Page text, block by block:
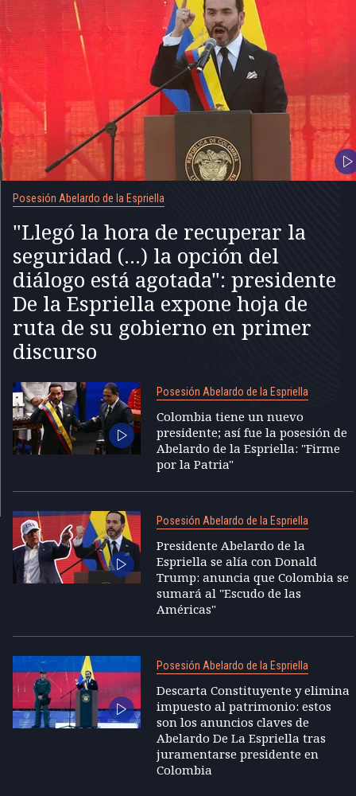
Posesión Abelardo de la Espriella
"Llegó la hora de recuperar la
seguridad (...) la opción del
diálogo está agotada": presidente
De la Espriella expone hoja de
ruta de su gobierno en primer
discurso
Posesión Abelardo de la Espriella
Colombia tiene un nuevo
presidente; así fue la posesión de
Abelardo de la Espriella: "Firme
por la Patria"
Posesión Abelardo de la Espriella
Presidente Abelardo de la
Espriella se alía con Donald
Trump: anuncia que Colombia se
sumará al "Escudo de las
Américas"
Posesión Abelardo de la Espriella
Descarta Constituyente y elimina
impuesto al patrimonio: estos
son los anuncios claves de
Abelardo De La Espriella tras
juramentarse presidente en
Colombia